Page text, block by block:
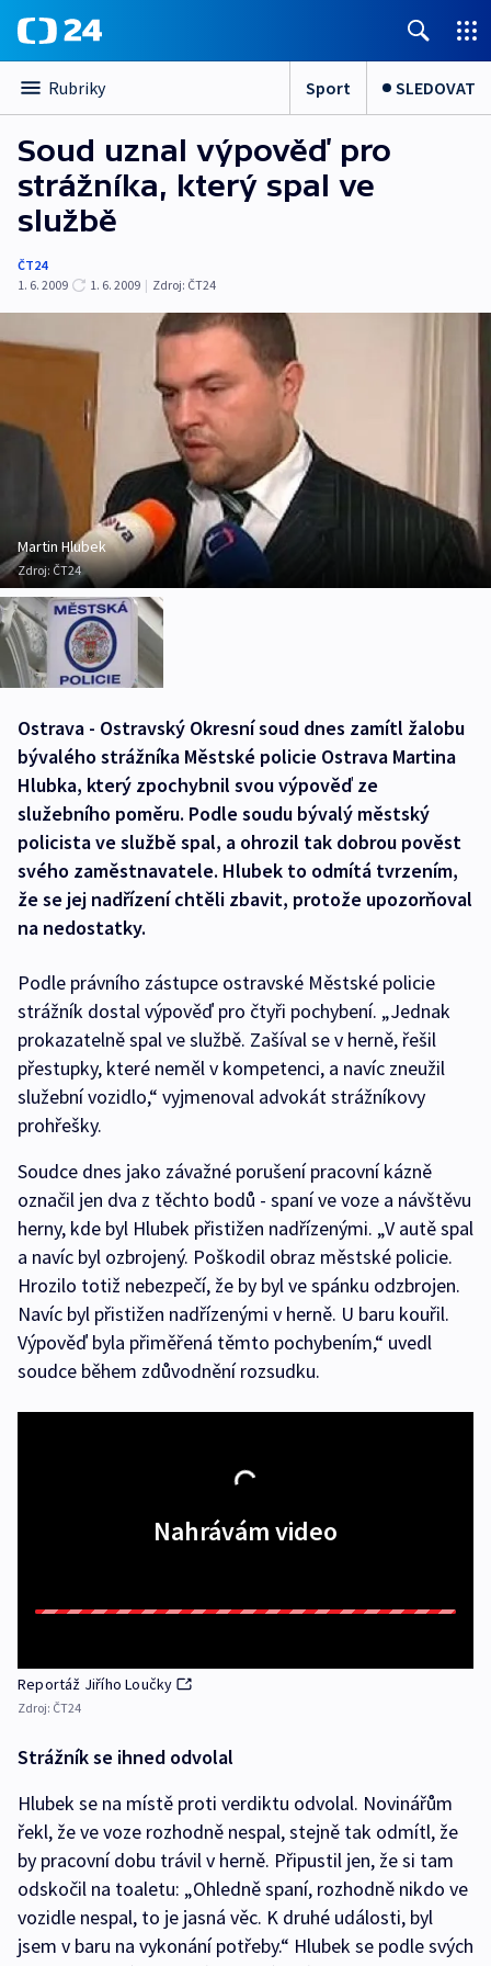
Rubriky Sport SLEDOVAT
Soud uznal výpověď pro
strážníka, který spal ve
službě
ČT24
1. 6. 2009
1. 6. 2009 | Zdroj: ČT24
Martin Hlubek
Zdroj: ČT24
Ostrava - Ostravský Okresní soud dnes zamítl žalobu
bývalého strážníka Městské policie Ostrava Martina
Hlubka, který zpochybnil svou výpověď ze
služebního poměru. Podle soudu bývalý městský
policista ve službě spal, a ohrozil tak dobrou pověst
svého zaměstnavatele. Hlubek to odmítá tvrzením,
že se jej nadřízení chtěli zbavit, protože upozorňoval
na nedostatky.
Podle právního zástupce ostravské Městské policie
strážník dostal výpověď pro čtyři pochybení. „Jednak
prokazatelně spal ve službě. Zašíval se v herně, řešil
přestupky, které neměl v kompetenci, a navíc zneužil
služební vozidlo,“ vyjmenoval advokát strážníkovy
prohřešky.
Soudce dnes jako závažné porušení pracovní kázně
označil jen dva z těchto bodů - spaní ve voze a návštěvu
herny, kde byl Hlubek přistižen nadřízenými. „V autě spal
a navíc byl ozbrojený. Poškodil obraz městské policie.
Hrozilo totiž nebezpečí, že by byl ve spánku odzbrojen.
Navíc byl přistižen nadřízenými v herně. U baru kouřil.
Výpověď byla přiměřená těmto pochybením,“ uvedl
soudce během zdůvodnění rozsudku.
Nahrávám video
Reportáž Jiřího Loučky
Zdroj: ČT24
Strážník se ihned odvolal
Hlubek se na místě proti verdiktu odvolal. Novinářům
řekl, že ve voze rozhodně nespal, stejně tak odmítl, že
by pracovní dobu trávil v herně. Připustil jen, že si tam
odskočil na toaletu: „Ohledně spaní, rozhodně nikdo ve
vozidle nespal, to je jasná věc. K druhé události, byl
jsem v baru na vykonání potřeby.“ Hlubek se podle svých